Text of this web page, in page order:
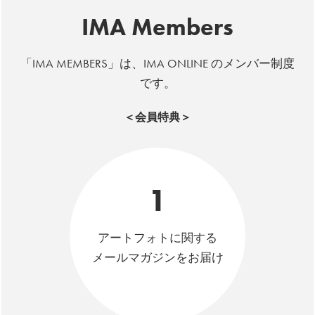
IMA Members
「IMA MEMBERS」は、IMA ONLINE のメンバー制度
です。
＜会員特典＞
1
アートフォトに関する
メールマガジンをお届け